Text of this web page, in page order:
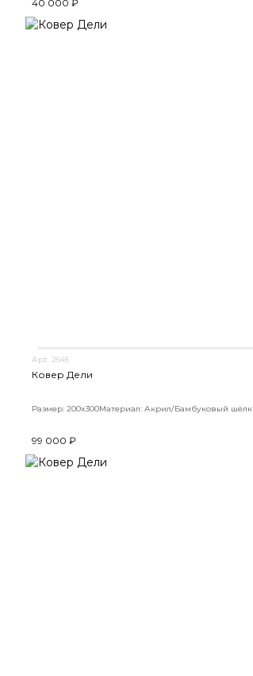
40 000 ₽
Арт. 2645
Ковер Дели
Размер: 200x300Материал: Акрил/Бамбуковый шёлк
99 000 ₽